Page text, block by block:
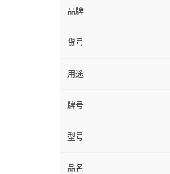
品牌
货号
用途
牌号
型号
品名